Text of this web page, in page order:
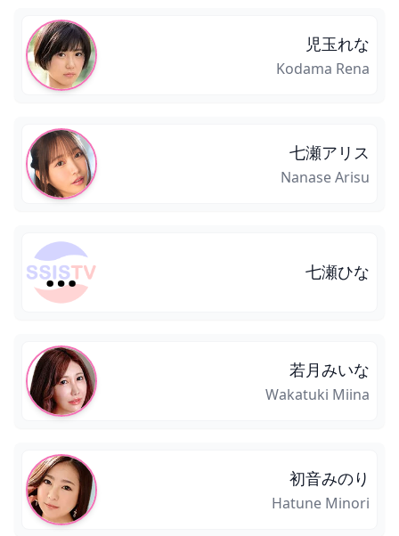
児玉れな
Kodama Rena
七瀬アリス
Nanase Arisu
七瀬ひな 七瀬ひな
若月みいな
Wakatuki Miina
初音みのり
Hatune Minori